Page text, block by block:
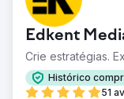
Edkent
Crie estratégias.
Histórico
51